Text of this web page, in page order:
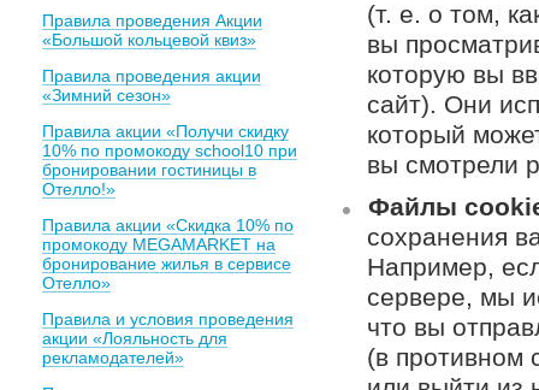
Правила проведения Акции
«Большой кольцевой квиз»
Правила проведения акции
«Зимний сезон»
Правила акции «Получи скидку
10% по промокоду school10 при
бронировании гостиницы в
Отелло!»
Правила акции «Скидка 10% по
промокоду MEGAMARKET на
бронирование жилья в сервисе
Отелло»
Правила и условия проведения
акции «Лояльность для
рекламодателей»
(т. е. о том,
вы
которую вы
сайт). Они
который
вы смотрели
Файлы
сохранения
Например,
сервере, мы
что вы
(в противном